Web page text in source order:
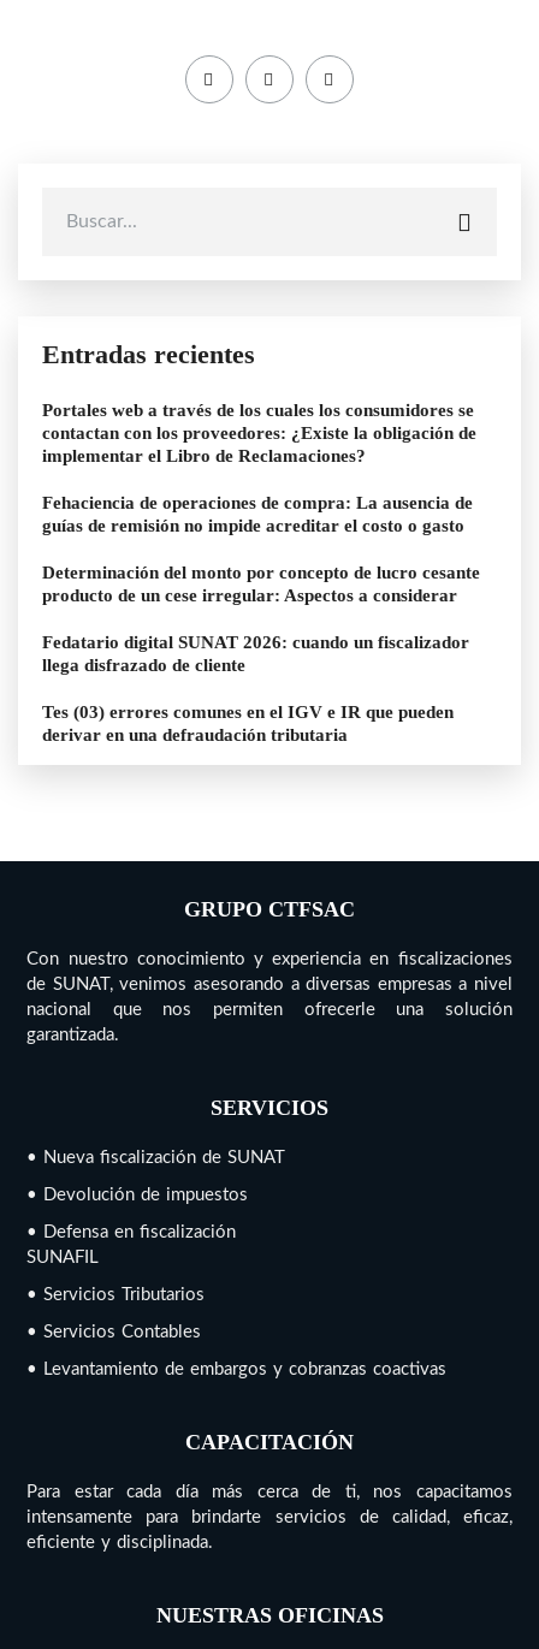
Entradas recientes
Portales web a través de los cuales los consumidores se
contactan con los proveedores: ¿Existe la obligación de
implementar el Libro de Reclamaciones?
Fehaciencia de operaciones de compra: La ausencia de
guías de remisión no impide acreditar el costo o gasto
Determinación del monto por concepto de lucro cesante
producto de un cese irregular: Aspectos a considerar
Fedatario digital SUNAT 2026: cuando un fiscalizador
llega disfrazado de cliente
Tes (03) errores comunes en el IGV e IR que pueden
derivar en una defraudación tributaria
GRUPO CTFSAC
Con nuestro conocimiento y experiencia en fiscalizaciones
de SUNAT, venimos asesorando a diversas empresas a nivel
nacional que nos permiten ofrecerle una solución
garantizada.
SERVICIOS
• Nueva fiscalización de SUNAT
• Devolución de impuestos
• Defensa en fiscalización
SUNAFIL
• Servicios Tributarios
• Servicios Contables
• Levantamiento de embargos y cobranzas coactivas
CAPACITACIÓN
Para estar cada día más cerca de ti, nos capacitamos
intensamente para brindarte servicios de calidad, eficaz,
eficiente y disciplinada.
NUESTRAS OFICINAS